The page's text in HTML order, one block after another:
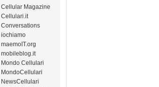
Cellular Magazine
Cellulari.it
Conversations
iochiamo
maemoIT.org
mobileblog.it
Mondo Cellulari
MondoCellulari
NewsCellulari